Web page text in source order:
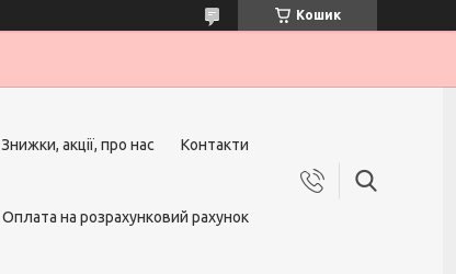
Кошик
Знижки, акції, про нас Контакти
Оплата на розрахунковий рахунок